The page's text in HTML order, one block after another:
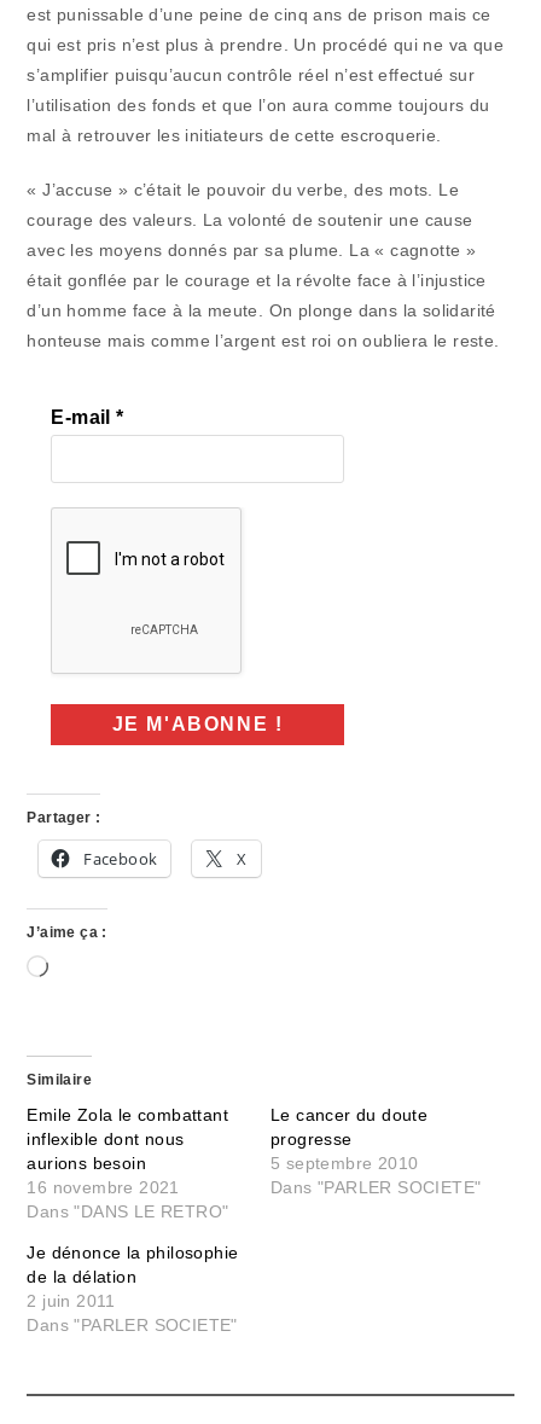
est punissable d’une peine de cinq ans de prison mais ce
qui est pris n’est plus à prendre. Un procédé qui ne va que
s’amplifier puisqu’aucun contrôle réel n’est effectué sur
l’utilisation des fonds et que l’on aura comme toujours du
mal à retrouver les initiateurs de cette escroquerie.
« J’accuse » c’était le pouvoir du verbe, des mots. Le
courage des valeurs. La volonté de soutenir une cause
avec les moyens donnés par sa plume. La « cagnotte »
était gonflée par le courage et la révolte face à l’injustice
d’un homme face à la meute. On plonge dans la solidarité
honteuse mais comme l’argent est roi on oubliera le reste.
E-mail*
Partager :
Facebook X
J’aime ça :
Chargement…
Similaire
Emile Zola le combattant
inflexible dont nous
aurions besoin
16 novembre 2021
Dans "DANS LE RETRO"
Le cancer du doute
progresse
5 septembre 2010
Dans "PARLER SOCIETE"
Je dénonce la philosophie
de la délation
2 juin 2011
Dans "PARLER SOCIETE"